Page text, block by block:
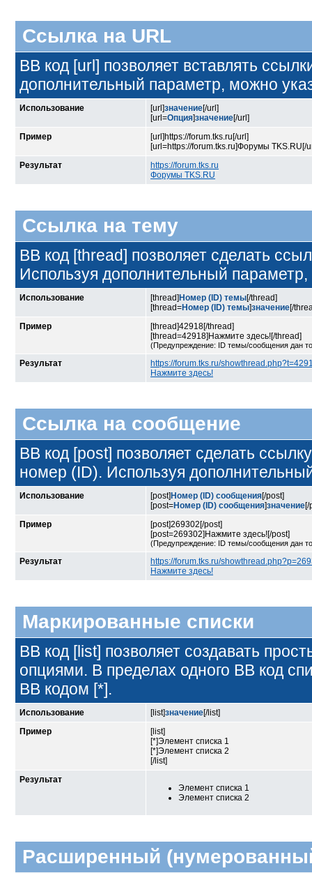
Ссылка на URL
BB код [url] позволяет вставлять
дополнительный параметр, можно
Использование [url]значение[/url]
[url=Опция]значение[/url]
Пример
[url]https://forum.tks.ru[/url]
[url=https://forum.tks.ru]Форумы TKS.RU[/
Результат
https://forum.tks.ru
Форумы TKS.RU
Ссылка на тему
BB код [thread] позволяет сделать
Используя дополнительный
Использование [thread] Номер (ID) темы[/thread]
[thread=Номер (ID) темы]значение[/
Пример
[thread]42918[/thread]
[thread=42918]Нажмите здесь![/thread]
(Предупреждение: ID темы/сообщения дан
Результат
https://forum.tks.ru/
Нажмите здесь!
Ссылка на сообщение
BB код [post] позволяет сделать
номер (ID). Используя
Использование [post] Номер (ID) сообщения[/post]
[post=Номер (ID) сообщения]значение
Пример
[post]269302[/post]
[post=269302]Нажмите здесь![/post]
(Предупреждение: ID темы/сообщения дан
Результат
https://forum.tks.ru/
Нажмите здесь!
Маркированные списки
BB код [list] позволяет создавать
опциями. В пределах одного BB код
BB кодом [*].
Использование [list]значение[/list]
Пример
[list]
[*]Элемент списка 1
[*]Элемент списка 2
[/list]
Результат
Элемент списка 1
Элемент списка 2
Расширенный